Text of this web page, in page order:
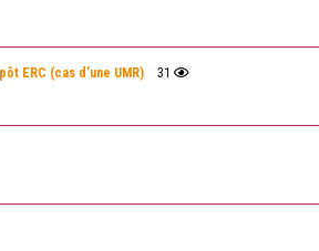
ERC (cas d’une UMR) 31